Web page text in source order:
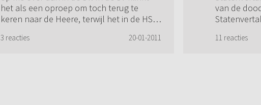
het als een oproep om toch terug te
keren naar de Heere, terwijl het in de HSV
3 reacties 20-01-2011
van de
11 reacties